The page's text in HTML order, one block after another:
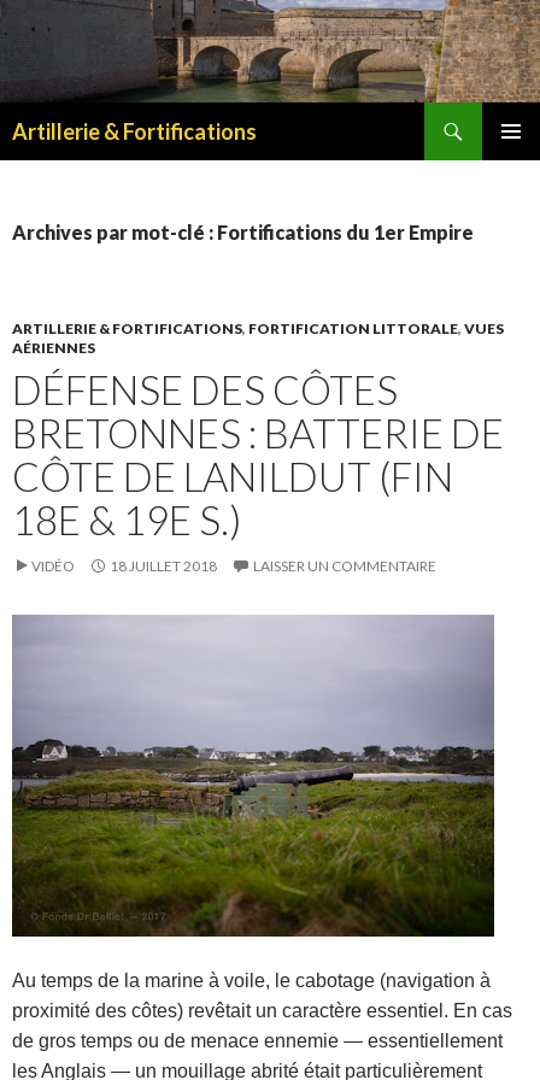
Artillerie & Fortifications
Archives par mot-clé : Fortifications du 1er Empire
ARTILLERIE & FORTIFICATIONS, FORTIFICATION LITTORALE, VUES
AÉRIENNES
DÉFENSE DES CÔTES
BRETONNES : BATTERIE DE
CÔTE DE LANILDUT (FIN
18E & 19E S.)
VIDÉO 18 JUILLET 2018 LAISSER UN COMMENTAIRE
Au temps de la marine à voile, le cabotage (navigation à
proximité des côtes) revêtait un caractère essentiel. En cas
de gros temps ou de menace ennemie — essentiellement
les Anglais — un mouillage abrité était particulièrement